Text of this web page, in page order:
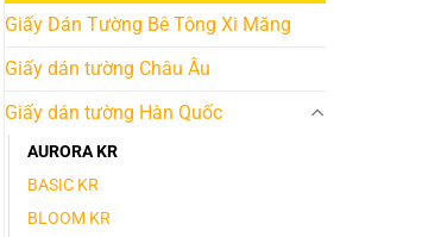
Giấy Dán Tường Bê Tông Xi Măng
Giấy dán tường Châu Âu
Giấy dán tường Hàn Quốc
AURORA KR
BASIC KR
BLOOM KR